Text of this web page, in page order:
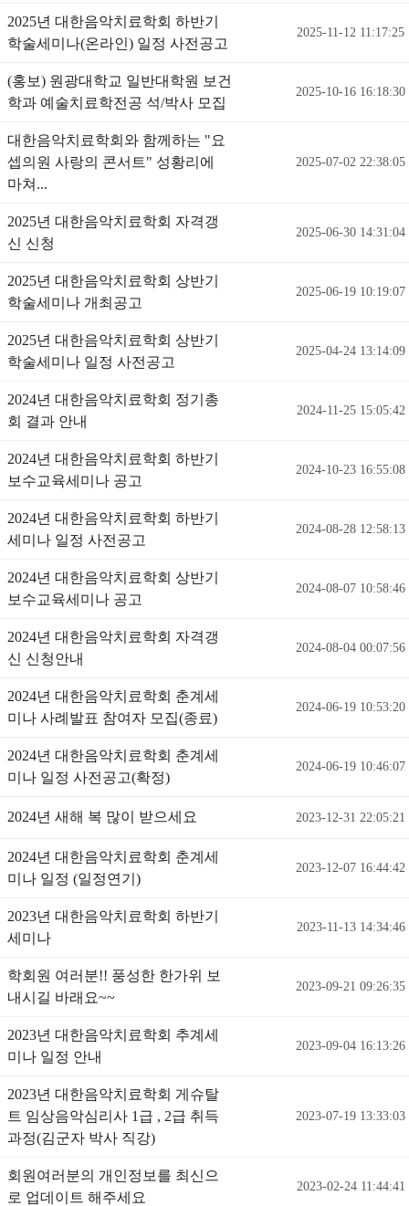
2025년 대한음악치료학회 하반기
학술세미나(온라인) 일정 사전공고
2025-11-12 11:17:25
(홍보) 원광대학교 일반대학원 보건
학과 예술치료학전공 석/박사 모집
2025-10-16 16:18:30
대한음악치료학회와 함께하는 "요
셉의원 사랑의 콘서트" 성황리에
마쳐...
2025-07-02 22:38:05
2025년 대한음악치료학회 자격갱
신 신청
2025-06-30 14:31:04
2025년 대한음악치료학회 상반기
학술세미나 개최공고
2025-06-19 10:19:07
2025년 대한음악치료학회 상반기
학술세미나 일정 사전공고
2025-04-24 13:14:09
2024년 대한음악치료학회 정기총
회 결과 안내
2024-11-25 15:05:42
2024년 대한음악치료학회 하반기
보수교육세미나 공고
2024-10-23 16:55:08
2024년 대한음악치료학회 하반기
세미나 일정 사전공고
2024-08-28 12:58:13
2024년 대한음악치료학회 상반기
보수교육세미나 공고
2024-08-07 10:58:46
2024년 대한음악치료학회 자격갱
신 신청안내
2024-08-04 00:07:56
2024년 대한음악치료학회 춘계세
미나 사례발표 참여자 모집(종료)
2024-06-19 10:53:20
2024년 대한음악치료학회 춘계세
미나 일정 사전공고(확정)
2024-06-19 10:46:07
2024년 새해 복 많이 받으세요 2023-12-31 22:05:21
2024년 대한음악치료학회 춘계세
미나 일정 (일정연기)
2023-12-07 16:44:42
2023년 대한음악치료학회 하반기
세미나
2023-11-13 14:34:46
학회원 여러분!! 풍성한 한가위 보
내시길 바래요~~
2023-09-21 09:26:35
2023년 대한음악치료학회 추계세
미나 일정 안내
2023-09-04 16:13:26
2023년 대한음악치료학회 게슈탈
트 임상음악심리사 1급 , 2급 취득
과정(김군자 박사 직강)
2023-07-19 13:33:03
회원여러분의 개인정보를 최신으
로 업데이트 해주세요
2023-02-24 11:44:41